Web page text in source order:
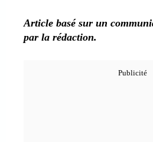
Article basé sur un
par la rédaction.